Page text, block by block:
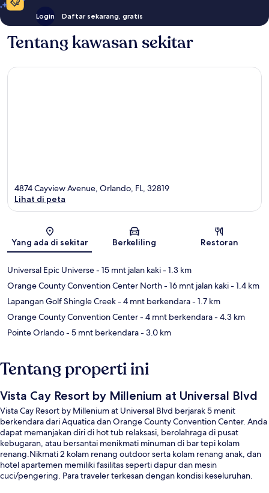
Login Daftar sekarang, gratis
Tentang kawasan sekitar
Peta
4874 Cayview Avenue, Orlando, FL, 32819
Lihat di peta
Yang ada di sekitar Berkeliling Restoran
Universal Epic Universe- 15 mnt jalan kaki- 1.3 km
Orange County Convention Center North- 16 mnt jalan kaki- 1.4 km
Lapangan Golf Shingle Creek- 4 mnt berkendara- 1.7 km
Orange County Convention Center- 4 mnt berkendara- 4.3 km
Pointe Orlando- 5 mnt berkendara- 3.0 km
Tentang properti ini
Vista Cay Resort by Millenium at Universal Blvd
Vista Cay Resort by Millenium at Universal Blvd berjarak 5 menit
berkendara dari Aquatica dan Orange County Convention Center. Anda
dapat memanjakan diri di hot tub relaksasi, berolahraga di pusat
kebugaran, atau bersantai menikmati minuman di bar tepi kolam
renang.Nikmati 2 kolam renang outdoor serta kolam renang anak, dan
hotel apartemen memiliki fasilitas seperti dapur dan mesin
cuci/pengering. Para traveler terkesan dengan kondisi keseluruhan.